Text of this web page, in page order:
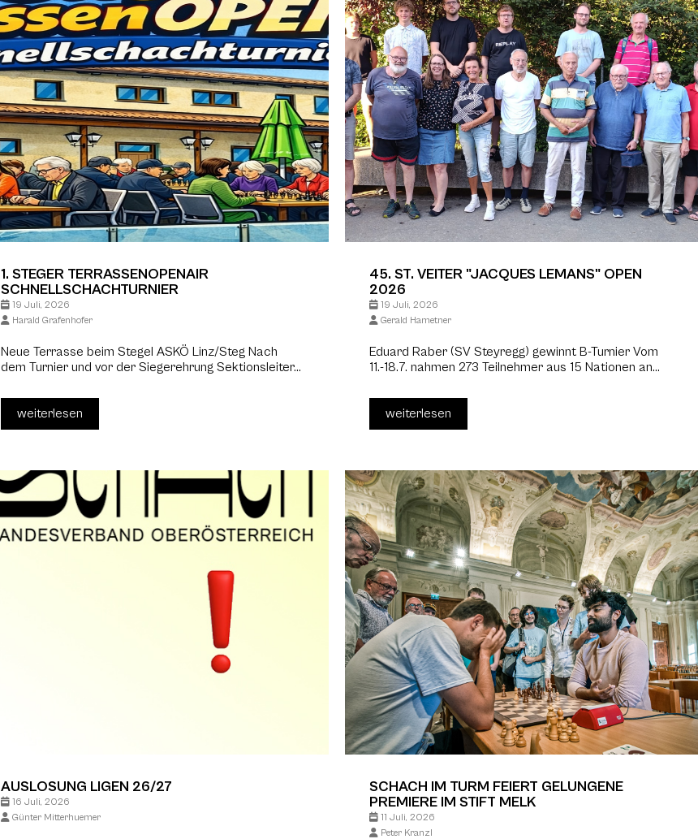
1. STEGER TERRASSENOPENAIR
SCHNELLSCHACHTURNIER
19 Juli, 2026
Harald Grafenhofer
Neue Terrasse beim Stegel ASKÖ Linz/Steg Nach
dem Turnier und vor der Siegerehrung Sektionsleiter...
weiterlesen
45. ST. VEITER "JACQUES LEMANS" OPEN
2026
19 Juli, 2026
Gerald Hametner
Eduard Raber (SV Steyregg) gewinnt B-Turnier Vom
11.-18.7. nahmen 273 Teilnehmer aus 15 Nationen an...
weiterlesen
AUSLOSUNG LIGEN 26/27
16 Juli, 2026
Günter Mitterhuemer
SCHACH IM TURM FEIERT GELUNGENE
PREMIERE IM STIFT MELK
11 Juli, 2026
Peter Kranzl